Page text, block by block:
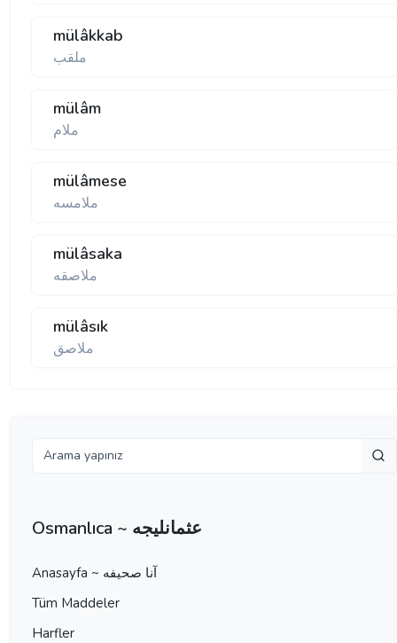
mülâkkab
ملقب
mülâm
ملام
mülâmese
ملامسه
mülâsaka
ملاصقه
mülâsık
ملاصق
Osmanlıca ~ عثمانليجه
Anasayfa ~ آنا صحيفه
Tüm Maddeler
Harfler